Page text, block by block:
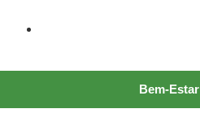
Bem-Estar